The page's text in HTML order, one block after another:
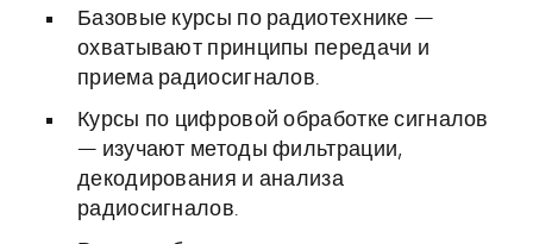
Базовые курсы по радиотехнике —
охватывают принципы передачи и
приема радиосигналов.
Курсы по цифровой обработке сигналов
— изучают методы фильтрации,
декодирования и анализа
радиосигналов.